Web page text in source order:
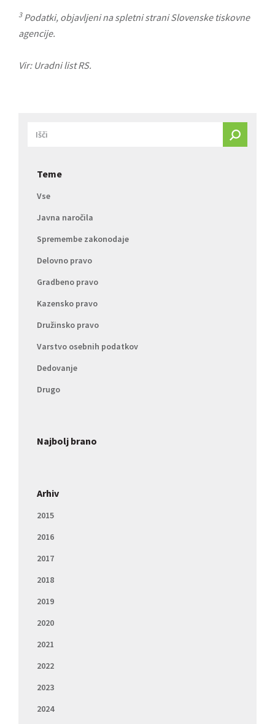
3Podatki, objavljeni na spletni strani Slovenske tiskovne
agencije.
Vir: Uradni list RS.
Teme
Vse
Javna naročila
Spremembe zakonodaje
Delovno pravo
Gradbeno pravo
Kazensko pravo
Družinsko pravo
Varstvo osebnih podatkov
Dedovanje
Drugo
Najbolj brano
Arhiv
2015
2016
2017
2018
2019
2020
2021
2022
2023
2024